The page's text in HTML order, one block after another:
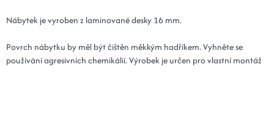
Nábytek je vyroben z laminované desky 16 mm.
Povrch nábytku by měl být čištěn měkkým hadříkem. Vyhněte se
používání agresivních chemikálií. Výrobek je určen pro vlastní montáž